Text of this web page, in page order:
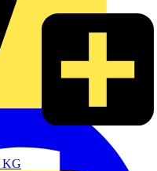
KG